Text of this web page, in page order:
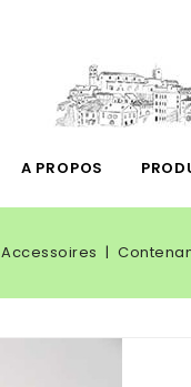
A PROPOS
Accessoires